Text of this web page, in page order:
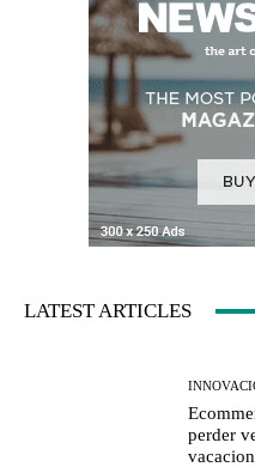
LATEST ARTICLES
perder